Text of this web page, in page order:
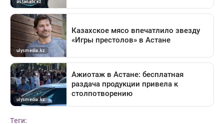
Теги: